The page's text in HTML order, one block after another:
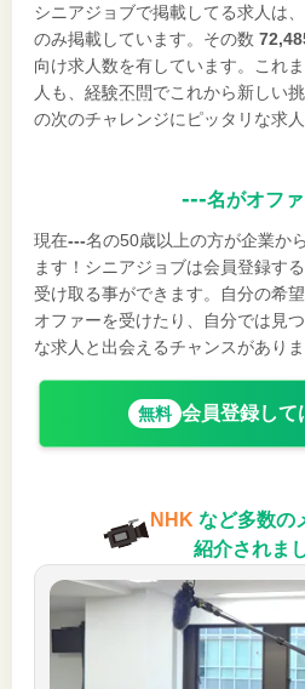
シニアジョブで掲載してる求人は
のみ掲載しています。その数
向け求人数を有しています。これ
人も、 経験不問でこれから新しい
の次のチャレンジにピッタリな求
---名がオフ
現在---名の50歳以上の方が企業か
ます！シニアジョブは会員登録す
受け取る事ができます。自分の希
オファーを受けたり、自分では見
な求人と出会えるチャンスがありま
無料 会員登録して
NHK など多数の
紹介されま